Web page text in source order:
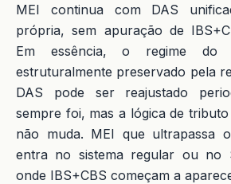
MEI continua com DAS
própria, sem apuração de
Em essência, o regime do
estruturalmente preservado pela
DAS pode ser reajustado
sempre foi, mas a lógica de
não muda. MEI que ultrapassa
entra no sistema regular ou no
onde IBS+CBS começam a